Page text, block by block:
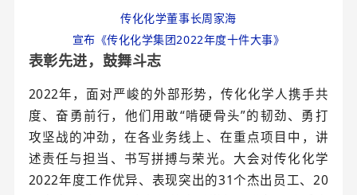
传化化学董事长周家海
宣布 《传化化学集团2022年度十件大事》
表彰先进，鼓舞斗志
2022年，面对严峻的外部形势，传化化学人携手共
度、奋勇前行，他们用敢“啃硬骨头”的韧劲、勇打
攻坚战的冲劲，在各业务线上、在重点项目中，讲
述责任与担当、书写拼搏与荣光。大会对传化化学
2022年度工作优异、表现突出的31个杰出员工、20